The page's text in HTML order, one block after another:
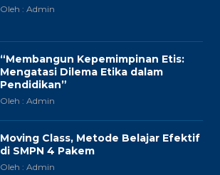
Oleh : Admin
“Membangun Kepemimpinan Etis:
Mengatasi Dilema Etika dalam
Pendidikan”
Oleh : Admin
Moving Class, Metode Belajar Efektif
di SMPN 4 Pakem
Oleh : Admin